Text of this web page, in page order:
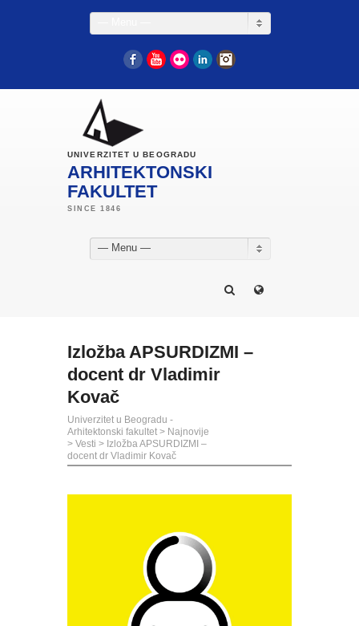
FacebookYouTube
Flickr LinkedIn
UNIVERZITET U BEOGRADU
ARHITEKTONSKI
FAKULTET
— Menu —
Izložba APSURDIZMI –
docent dr Vladimir
Kovač
Univerzitet u Beogradu -
Arhitektonski fakultet > Najnovije
> Vesti > Izložba APSURDIZMI –
docent dr Vladimir Kovač